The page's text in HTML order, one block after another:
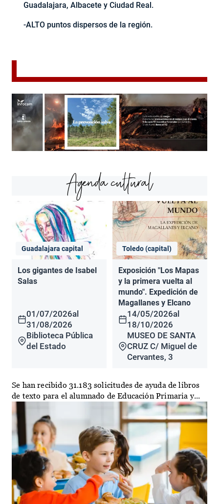
Guadalajara, Albacete y Ciudad Real.
-ALTO puntos dispersos de la región.
Agenda cultural
Guadalajara capital
Los gigantes de Isabel
Salas
01/07/2026al
31/08/2026
Biblioteca Pública
del Estado
Toledo (capital)
Exposición "Los Mapas
y la primera vuelta al
mundo". Expedición de
Magallanes y Elcano
14/05/2026al
18/10/2026
MUSEO DE SANTA
CRUZ C/ Miguel de
Cervantes, 3
Se han recibido 31.183 solicitudes de ayuda de libros
de texto para el alumnado de Educación Primaria y...